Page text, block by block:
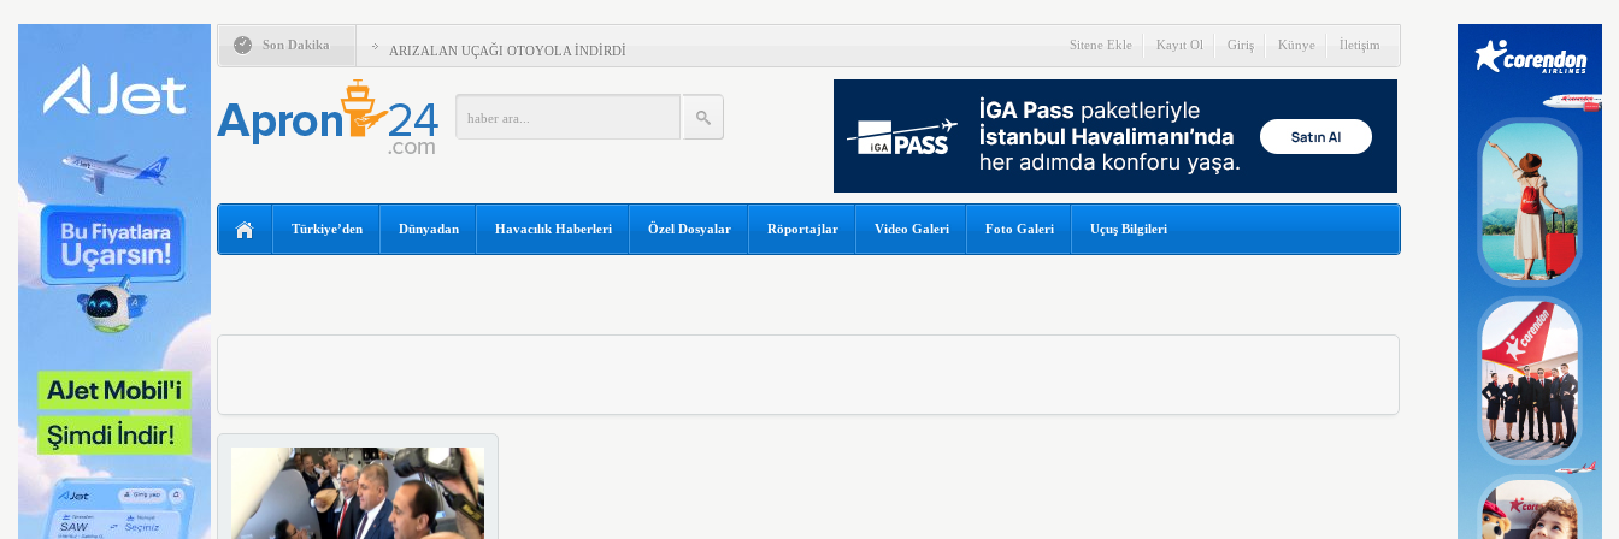
Son Dakika ARIZALAN UÇAĞI OTOYOLA İNDİRDİ
HAMLESİ
TSS’DEN ÇALIŞANLARINA KAHVALTI UYGULAMASI
THY’NİN 6 AYLIK KARI 18,8 MİLYAR LİRA
Sitene Ekle Kayıt Ol Giriş Künye İletişim
Türkiye’den Dünyadan Havacılık Haberleri Özel Dosyalar Röportajlar Video Galeri Foto Galeri Uçuş Bilgileri